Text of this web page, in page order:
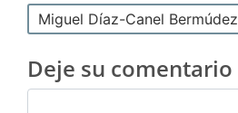
Miguel Díaz-Canel Bermúdez
Deje su comentario